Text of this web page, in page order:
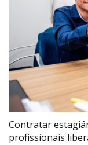
Contratar
profissionais